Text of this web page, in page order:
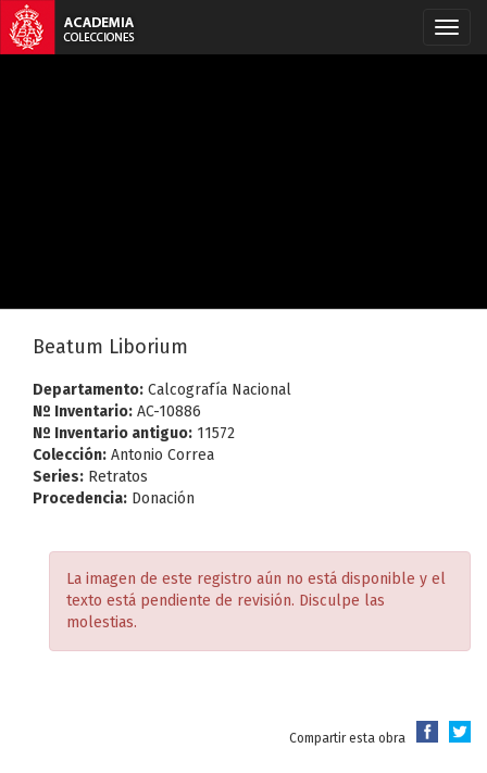
Beatum Liborium
Departamento: Calcografía Nacional
Nº Inventario: AC-10886
Nº Inventario antiguo: 11572
Colección: Antonio Correa
Series: Retratos
Procedencia: Donación
La imagen de este registro aún no está disponible y el
texto está pendiente de revisión. Disculpe las
molestias.
Compartir esta obra